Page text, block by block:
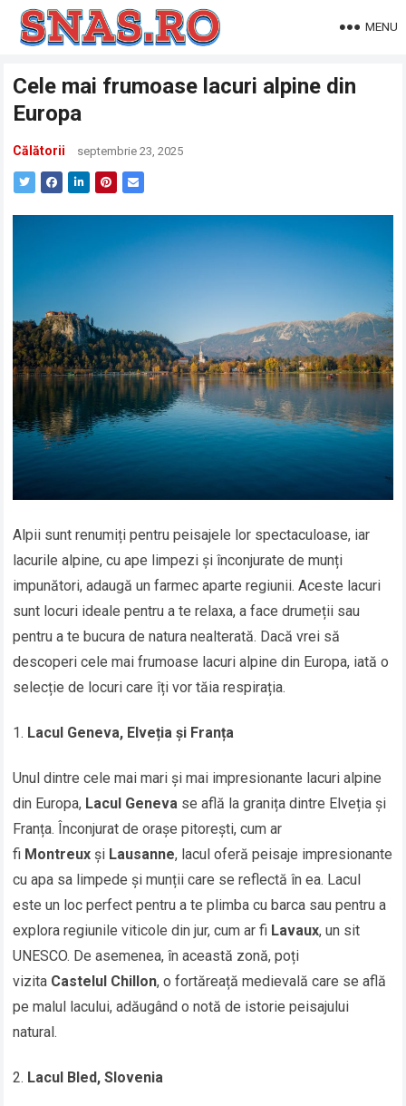
MENU
Cele mai frumoase lacuri alpine din
Europa
Călătorii septembrie 23, 2025
Alpii sunt renumiți pentru peisajele lor spectaculoase, iar
lacurile alpine, cu ape limpezi și înconjurate de munți
impunători, adaugă un farmec aparte regiunii. Aceste lacuri
sunt locuri ideale pentru a te relaxa, a face drumeții sau
pentru a te bucura de natura nealterată. Dacă vrei să
descoperi cele mai frumoase lacuri alpine din Europa, iată o
selecție de locuri care îți vor tăia respirația.
Lacul Geneva, Elveția și Franța
Unul dintre cele mai mari și mai impresionante lacuri alpine
din Europa, Lacul Geneva se află la granița dintre Elveția și
Franța. Înconjurat de orașe pitorești, cum ar
fi Montreux și Lausanne, lacul oferă peisaje impresionante
cu apa sa limpede și munții care se reflectă în ea. Lacul
este un loc perfect pentru a te plimba cu barca sau pentru a
explora regiunile viticole din jur, cum ar fi Lavaux, un sit
UNESCO. De asemenea, în această zonă, poți
vizita Castelul Chillon, o fortăreață medievală care se află
pe malul lacului, adăugând o notă de istorie peisajului
natural.
Lacul Bled, Slovenia